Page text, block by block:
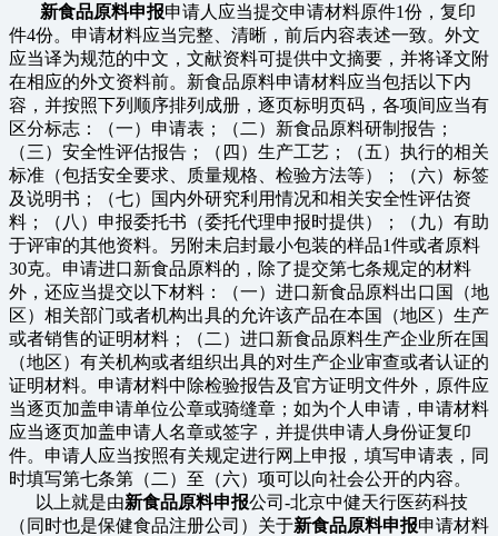
新食品原料申报申请人应当提交申请材料原件1份，复印
件4份。申请材料应当完整、清晰，前后内容表述一致。外文
应当译为规范的中文，文献资料可提供中文摘要，并将译文附
在相应的外文资料前。新食品原料申请材料应当包括以下内
容，并按照下列顺序排列成册，逐页标明页码，各项间应当有
区分标志：（一）申请表；（二）新食品原料研制报告；
（三）安全性评估报告；（四）生产工艺；（五）执行的相关
标准（包括安全要求、质量规格、检验方法等）；（六）标签
及说明书；（七）国内外研究利用情况和相关安全性评估资
料；（八）申报委托书（委托代理申报时提供）；（九）有助
于评审的其他资料。另附未启封最小包装的样品1件或者原料
30克。申请进口新食品原料的，除了提交第七条规定的材料
外，还应当提交以下材料：（一）进口新食品原料出口国（地
区）相关部门或者机构出具的允许该产品在本国（地区）生产
或者销售的证明材料；（二）进口新食品原料生产企业所在国
（地区）有关机构或者组织出具的对生产企业审查或者认证的
证明材料。申请材料中除检验报告及官方证明文件外，原件应
当逐页加盖申请单位公章或骑缝章；如为个人申请，申请材料
应当逐页加盖申请人名章或签字，并提供申请人身份证复印
件。申请人应当按照有关规定进行网上申报，填写申请表，同
时填写第七条第（二）至（六）项可以向社会公开的内容。
以上就是由新食品原料申报公司-北京中健天行医药科技
（同时也是保健食品注册公司）关于新食品原料申报申请材料